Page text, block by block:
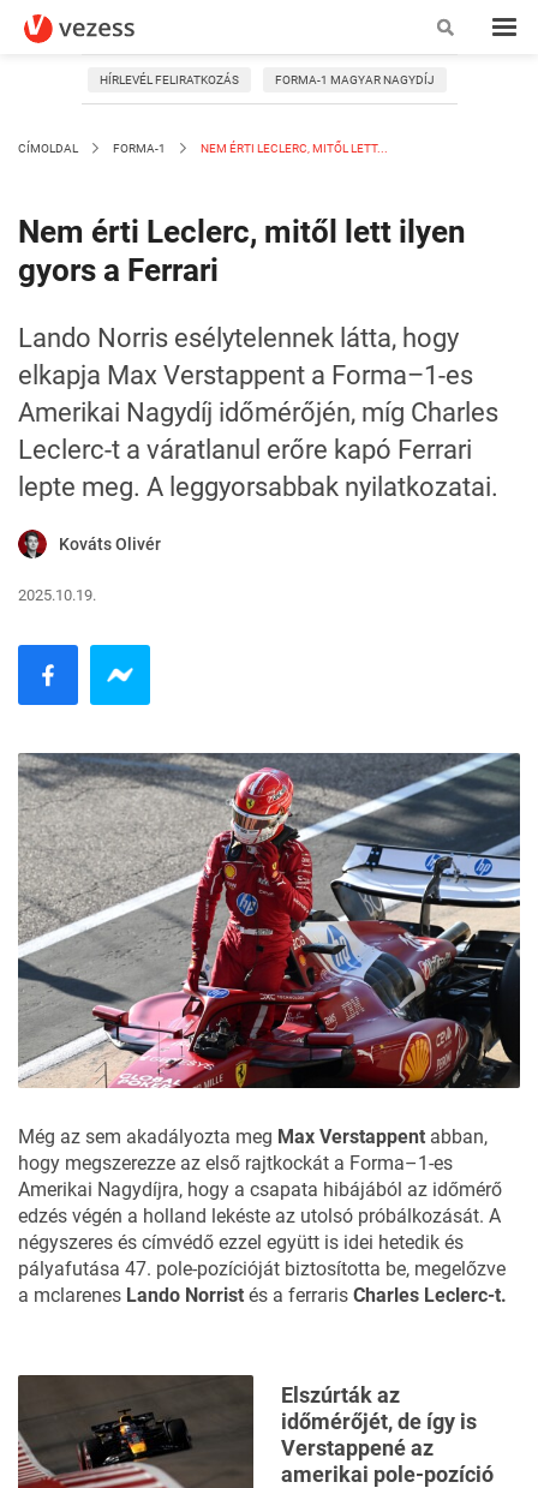
HÍRLEVÉL FELIRATKOZÁS FORMA-1 MAGYAR NAGYDÍJ
CÍMOLDAL FORMA-1 NEM ÉRTI LECLERC, MITŐL LETT...
Nem érti Leclerc, mitől lett ilyen
gyors a Ferrari
Lando Norris esélytelennek látta, hogy
elkapja Max Verstappent a Forma–1-es
Amerikai Nagydíj időmérőjén, míg Charles
Leclerc-t a váratlanul erőre kapó Ferrari
lepte meg. A leggyorsabbak nyilatkozatai.
Kováts Olivér
2025.10.19.
Még az sem akadályozta meg Max Verstappent abban,
hogy megszerezze az első rajtkockát a Forma–1-es
Amerikai Nagydíjra, hogy a csapata hibájából az időmérő
edzés végén a holland lekéste az utolsó próbálkozását. A
négyszeres és címvédő ezzel együtt is idei hetedik és
pályafutása 47. pole-pozícióját biztosította be, megelőzve
a mclarenes Lando Norrist és a ferraris Charles Leclerc-t.
Elszúrták az
időmérőjét, de így is
Verstappené az
amerikai pole-pozíció